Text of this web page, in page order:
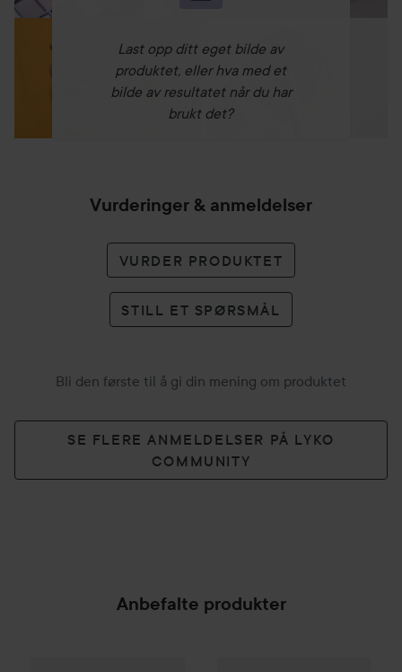
Last opp ditt eget bilde av
produktet, eller hva med et
bilde av resultatet når du har
brukt det?
Vurderinger & anmeldelser
VURDER PRODUKTET
STILL ET SPØRSMÅL
Bli den første til å gi din mening om produktet
SE FLERE ANMELDELSER PÅ LYKO
COMMUNITY
Anbefalte produkter